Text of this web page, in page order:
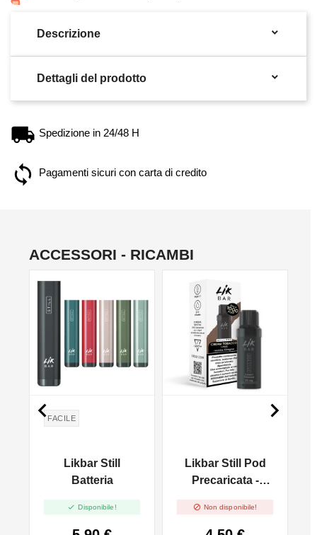
Descrizione 
Dettagli del prodotto 
Spedizione in 24/48 H
Pagamenti sicuri con carta di credito
ACCESSORI - RICAMBI
FACILE
Likbar Still
Batteria
 Disponibile!
Likbar Still Pod
Precaricata -
 Non disponibile!
NON DISPONIBILE
 